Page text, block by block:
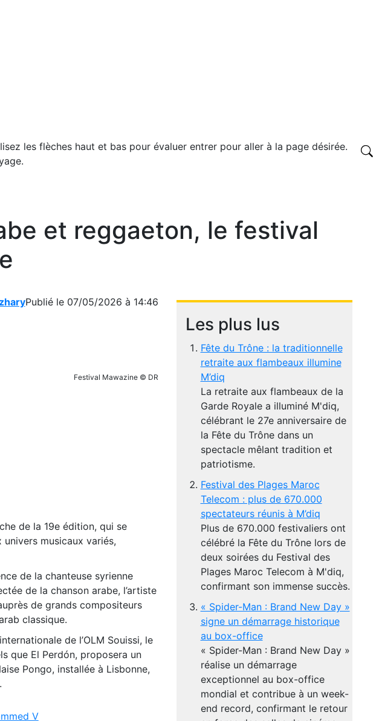
les flèches haut et bas pour évaluer entrer pour aller à la page désirée.
et reggaeton, le festival
Publié le 07/05/2026 à 14:46
Festival Mawazine © DR
de la 19e édition, qui se
musicaux variés,
de la chanteuse syrienne
de la chanson arabe, l’artiste
de grands compositeurs
classique.
de l’OLM Souissi, le
que El Perdón, proposera un
Pongo, installée à Lisbonne,
V
Les plus lus
Fête du Trône : la traditionnelle
retraite aux flambeaux illumine
M’diq
La retraite aux flambeaux de la
Garde Royale a illuminé M'diq,
célébrant le 27e anniversaire de
la Fête du Trône dans un
spectacle mêlant tradition et
patriotisme.
Festival des Plages Maroc
Telecom : plus de 670.000
spectateurs réunis à M’diq
Plus de 670.000 festivaliers ont
célébré la Fête du Trône lors de
deux soirées du Festival des
Plages Maroc Telecom à M'diq,
confirmant son immense succès.
« Spider-Man : Brand New Day »
signe un démarrage historique
au box-office
« Spider-Man : Brand New Day »
réalise un démarrage
exceptionnel au box-office
mondial et contribue à un week-
end record, confirmant le retour